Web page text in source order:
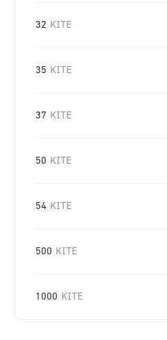
32 KITE
35 KITE
37 KITE
50 KITE
54 KITE
500 KITE
1000 KITE